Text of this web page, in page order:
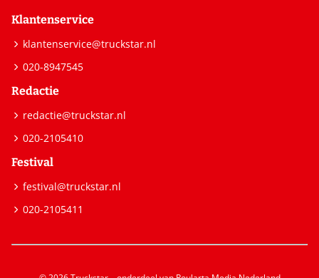
Klantenservice
klantenservice@truckstar.nl
020-8947545
Redactie
redactie@truckstar.nl
020-2105410
Festival
festival@truckstar.nl
020-2105411